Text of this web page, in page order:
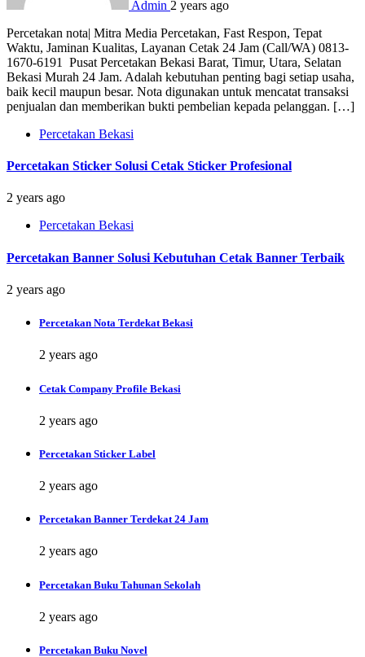
Admin 2 years ago
Percetakan nota| Mitra Media Percetakan, Fast Respon, Tepat
Waktu, Jaminan Kualitas, Layanan Cetak 24 Jam (Call/WA) 0813-
1670-6191 Pusat Percetakan Bekasi Barat, Timur, Utara, Selatan
Bekasi Murah 24 Jam. Adalah kebutuhan penting bagi setiap usaha,
baik kecil maupun besar. Nota digunakan untuk mencatat transaksi
penjualan dan memberikan bukti pembelian kepada pelanggan. […]
Percetakan Bekasi
Percetakan Sticker Solusi Cetak Sticker Profesional
2 years ago
Percetakan Bekasi
Percetakan Banner Solusi Kebutuhan Cetak Banner Terbaik
2 years ago
Percetakan Nota Terdekat Bekasi
2 years ago
Cetak Company Profile Bekasi
2 years ago
Percetakan Sticker Label
2 years ago
Percetakan Banner Terdekat 24 Jam
2 years ago
Percetakan Buku Tahunan Sekolah
2 years ago
Percetakan Buku Novel